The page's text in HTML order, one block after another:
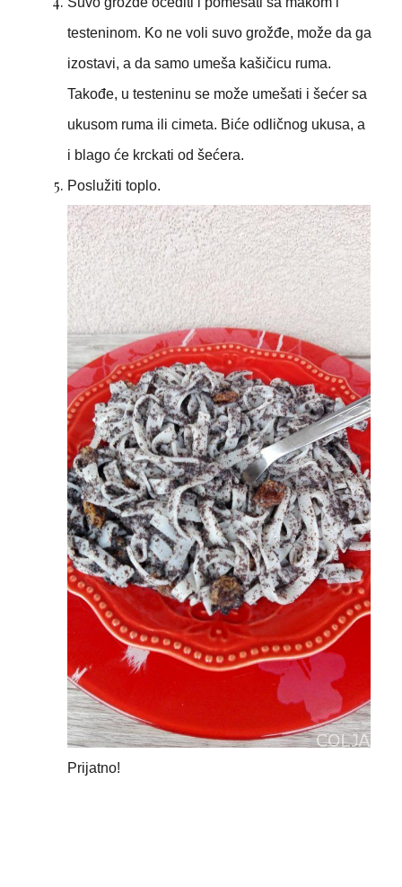
testeninom. Ko ne voli suvo grožđe, može da ga
izostavi, a da samo umeša kašičicu ruma.
Takođe, u testeninu se može umešati i šećer sa
ukusom ruma ili cimeta. Biće odličnog ukusa, a
i blago će krckati od šećera.
Poslužiti toplo.
Prijatno!